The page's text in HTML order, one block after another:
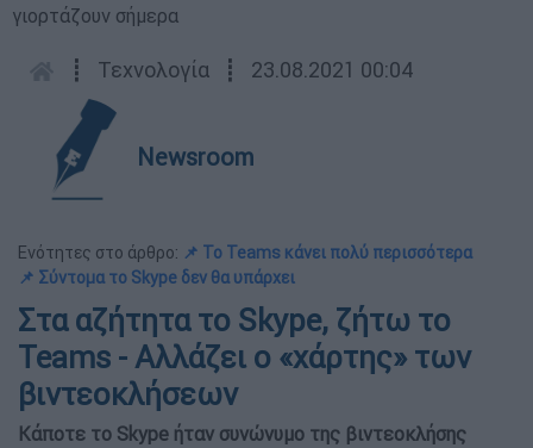
γιορτάζουν σήμερα
┋ Τεχνολογία ┋ 23.08.2021 00:04
Newsroom
Ενότητες στο άρθρο: 📌 To Teams κάνει πολύ περισσότερα
📌 Σύντομα το Skype δεν θα υπάρχει
Στα αζήτητα το Skype, ζήτω το
Teams - Αλλάζει ο «χάρτης» των
βιντεοκλήσεων
Κάποτε το Skype ήταν συνώνυμο της βιντεοκλήσης